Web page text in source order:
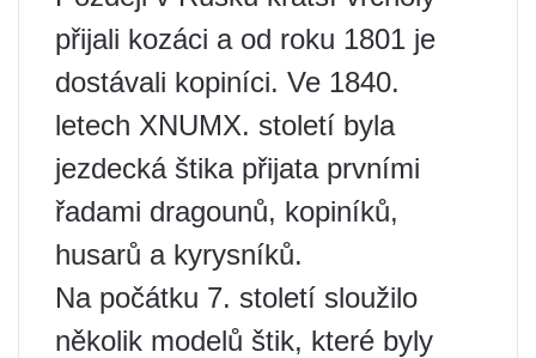
přijali kozáci a od roku 1801 je
dostávali kopiníci. Ve 1840.
letech XNUMX. století byla
jezdecká štika přijata prvními
řadami dragounů, kopiníků,
husarů a kyrysníků.
Na počátku 7. století sloužilo
několik modelů štik, které byly